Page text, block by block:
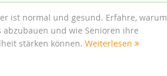
ist normal und gesund. Erfahre, warum
abzubauen und wie Senioren ihre
stärken können. Weiterlesen